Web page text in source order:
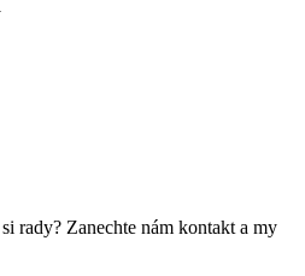
rady? Zanechte nám kontakt a my